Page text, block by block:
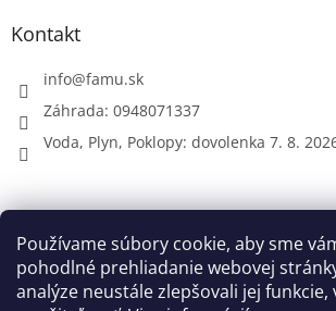
Používame súbory cookie, aby sme
pohodlné prehliadanie webovej
analýze neustále zlepšovali jej funkcie,
Kontakt
info@famu.sk
Záhrada: 0948071337
Voda, Plyn, Poklopy: dovolenka 7. 8.